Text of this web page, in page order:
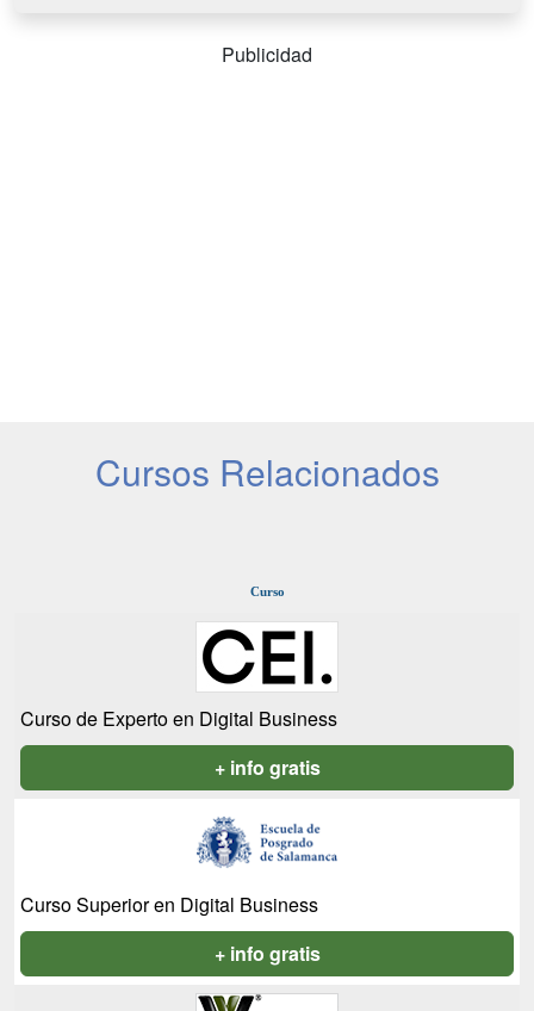
Publicidad
Cursos Relacionados
Curso
Curso de Experto en Digital Business
+ info gratis
Curso Superior en Digital Business
+ info gratis